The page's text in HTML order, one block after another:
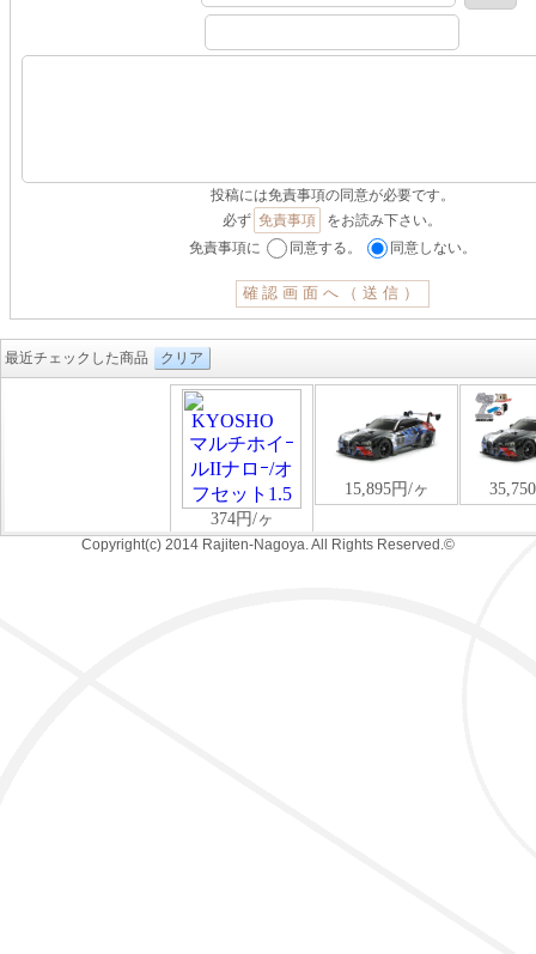
投稿には免責事項の同意が必要です。
必ず 免責事項
をお読み下さい。
免責事項に
同意する。 同意しない。
最近チェックした商品 クリア
Copyright(c) 2014 Rajiten-Nagoya. All Rights Reserved.©